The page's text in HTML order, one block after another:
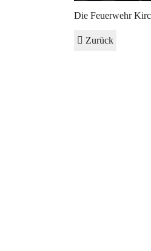
Die Feuerwehr
Zurück